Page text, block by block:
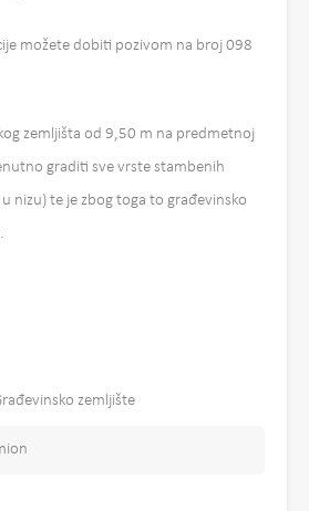
možete dobiti pozivom na broj 098
zemljišta od 9,50 m na predmetnoj
graditi sve vrste stambenih
nizu) te je zbog toga to građevinsko
zemljište